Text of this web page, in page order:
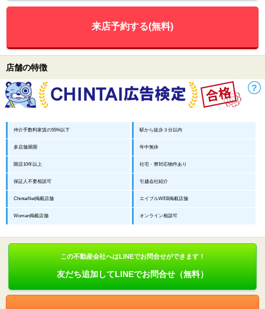
来店予約する(無料)
店舗の特徴
仲介手数料家賃の55%以下 駅から徒歩３分以内
多店舗展開 年中無休
開店10年以上 社宅・寮対応物件あり
保証人不要相談可 引越会社紹介
ChintaiNet掲載店舗 エイブルWEB掲載店舗
Woman掲載店舗 オンライン相談可
この不動産会社へはLINEでお問合せができます！
友だち追加してLINEでお問合せ（無料）